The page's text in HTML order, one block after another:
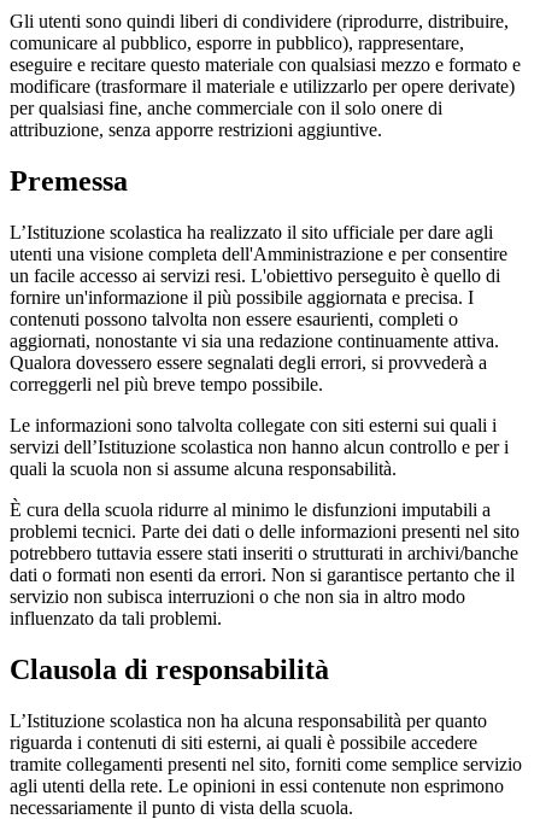
Gli utenti sono quindi liberi di condividere (riprodurre, distribuire,
comunicare al pubblico, esporre in pubblico), rappresentare,
eseguire e recitare questo materiale con qualsiasi mezzo e formato e
modificare (trasformare il materiale e utilizzarlo per opere derivate)
per qualsiasi fine, anche commerciale con il solo onere di
attribuzione, senza apporre restrizioni aggiuntive.
Premessa
L’Istituzione scolastica ha realizzato il sito ufficiale per dare agli
utenti una visione completa dell'Amministrazione e per consentire
un facile accesso ai servizi resi. L'obiettivo perseguito è quello di
fornire un'informazione il più possibile aggiornata e precisa. I
contenuti possono talvolta non essere esaurienti, completi o
aggiornati, nonostante vi sia una redazione continuamente attiva.
Qualora dovessero essere segnalati degli errori, si provvederà a
correggerli nel più breve tempo possibile.
Le informazioni sono talvolta collegate con siti esterni sui quali i
servizi dell’Istituzione scolastica non hanno alcun controllo e per i
quali la scuola non si assume alcuna responsabilità.
È cura della scuola ridurre al minimo le disfunzioni imputabili a
problemi tecnici. Parte dei dati o delle informazioni presenti nel sito
potrebbero tuttavia essere stati inseriti o strutturati in archivi/banche
dati o formati non esenti da errori. Non si garantisce pertanto che il
servizio non subisca interruzioni o che non sia in altro modo
influenzato da tali problemi.
Clausola di responsabilità
L’Istituzione scolastica non ha alcuna responsabilità per quanto
riguarda i contenuti di siti esterni, ai quali è possibile accedere
tramite collegamenti presenti nel sito, forniti come semplice servizio
agli utenti della rete. Le opinioni in essi contenute non esprimono
necessariamente il punto di vista della scuola.